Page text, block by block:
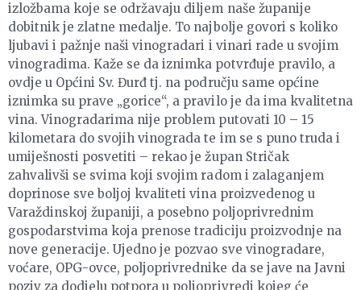
izložbama koje se održavaju diljem naše županije
dobitnik je zlatne medalje. To najbolje govori s koliko
ljubavi i pažnje naši vinogradari i vinari rade u svojim
vinogradima. Kaže se da iznimka potvrđuje pravilo, a
ovdje u Općini Sv. Đurđ tj. na području same općine
iznimka su prave „gorice“, a pravilo je da ima kvalitetna
vina. Vinogradarima nije problem putovati 10 – 15
kilometara do svojih vinograda te im se s puno truda i
umiješnosti posvetiti – rekao je župan Stričak
zahvalivši se svima koji svojim radom i zalaganjem
doprinose sve boljoj kvaliteti vina proizvedenog u
Varaždinskoj županiji, a posebno poljoprivrednim
gospodarstvima koja prenose tradiciju proizvodnje na
nove generacije. Ujedno je pozvao sve vinogradare,
voćare, OPG-ovce, poljoprivrednike da se jave na Javni
poziv za dodjelu potpora u poljoprivredi kojeg će